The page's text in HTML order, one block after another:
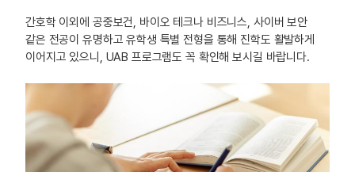
간호학 이외에 공중보건, 바이오 테크나 비즈니스, 사이버 보안
같은 전공이 유명하고 유학생 특별 전형을 통해 진학도 활발하게
이어지고 있으니, UAB 프로그램도 꼭 확인해 보시길 바랍니다.